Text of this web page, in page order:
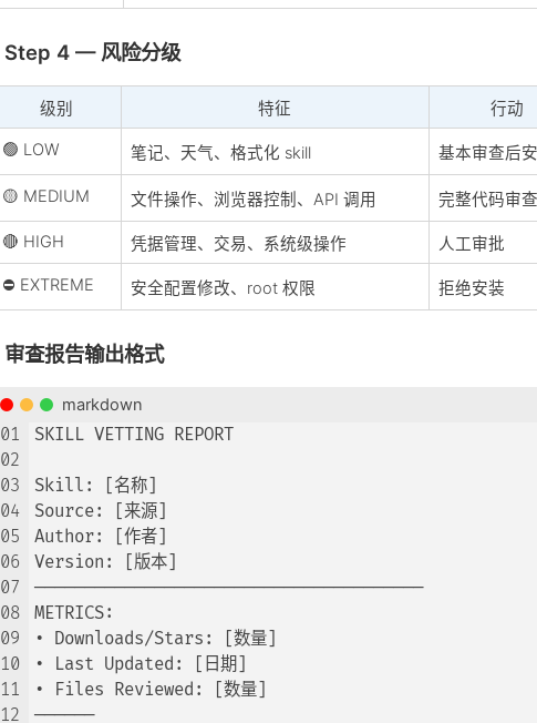
Step 4 — 风险分级
级别 特征 行动
🟢 LOW 笔记、天气、格式化 skill 基本审查后
🟡 MEDIUM 文件操作、浏览器控制、API 调用 完整代码审查
🔴 HIGH 凭据管理、交易、系统级操作 人工审批
⛔ EXTREME 安全配置修改、root 权限 拒绝安装
审查报告输出格式
markdown
01
02
03
04
05
06
07
08
09
10
11
12
SKILL VETTING REPORT
Skill: [名称]
Source: [来源]
Author: [作者]
Version: [版本]
───────────────────────────────────────
METRICS:
• Downloads/Stars: [数量]
• Last Updated: [日期]
• Files Reviewed: [数量]
──────